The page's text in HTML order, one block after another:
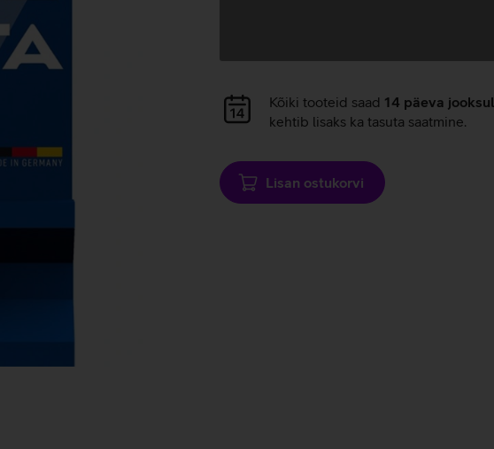
Andmete
laadimine
Kõiki tooteid saad 14 päeva jooksul
kehtib lisaks ka tasuta saatmine.
Lisan ostukorvi